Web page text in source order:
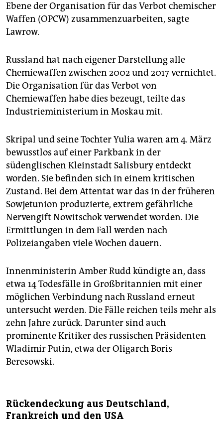
Ebene der Organisation für das Verbot chemischer
Waffen (OPCW) zusammenzuarbeiten, sagte
Lawrow.
Russland hat nach eigener Darstellung alle
Chemiewaffen zwischen 2002 und 2017 vernichtet.
Die Organisation für das Verbot von
Chemiewaffen habe dies bezeugt, teilte das
Industrieministerium in Moskau mit.
Skripal und seine Tochter Yulia waren am 4. März
bewusstlos auf einer Parkbank in der
südenglischen Kleinstadt Salisbury entdeckt
worden. Sie befinden sich in einem kritischen
Zustand. Bei dem Attentat war das in der früheren
Sowjetunion produzierte, extrem gefährliche
Nervengift Nowitschok verwendet worden. Die
Ermittlungen in dem Fall werden nach
Polizeiangaben viele Wochen dauern.
Innenministerin Amber Rudd kündigte an, dass
etwa 14 Todesfälle in Großbritannien mit einer
möglichen Verbindung nach Russland erneut
untersucht werden. Die Fälle reichen teils mehr als
zehn Jahre zurück. Darunter sind auch
prominente Kritiker des russischen Präsidenten
Wladimir Putin, etwa der Oligarch Boris
Beresowski.
Rückendeckung aus Deutschland,
Frankreich und den USA